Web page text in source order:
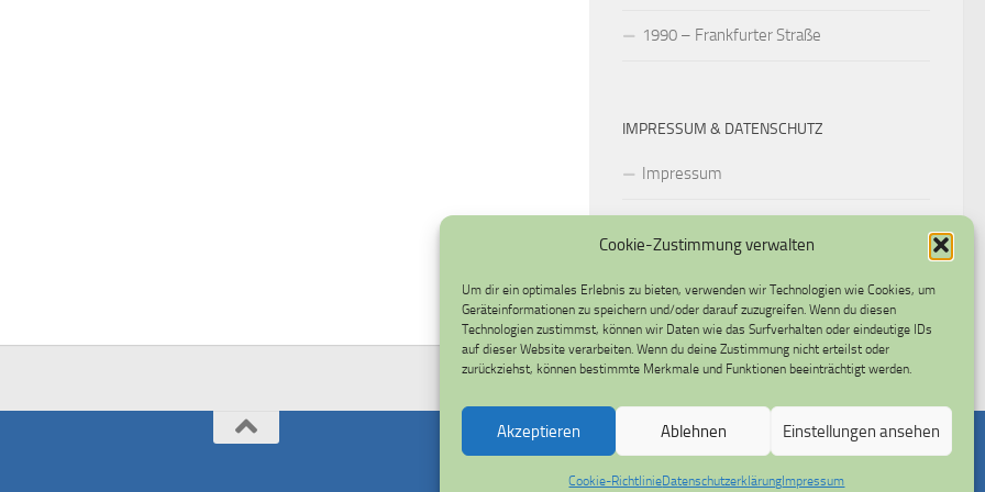
Cookie-Zustimmung verwalten
Um dir ein optimales Erlebnis zu bieten, verwenden wir Technologien wie Cookies, um
Geräteinformationen zu speichern und/oder darauf zuzugreifen. Wenn du diesen
Technologien zustimmst, können wir Daten wie das Surfverhalten oder eindeutige IDs
auf dieser Website verarbeiten. Wenn du deine Zustimmung nicht erteilst oder
zurückziehst, können bestimmte Merkmale und Funktionen beeinträchtigt werden.
Akzeptieren Ablehnen Einstellungen ansehen
Cookie-RichtlinieDatenschutzerklärung Impressum
1990 – Frankfurter Straße
IMPRESSUM & DATENSCHUTZ
Impressum